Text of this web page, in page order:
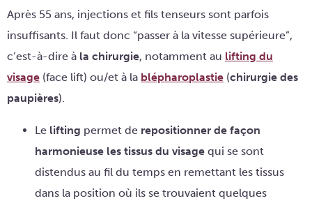
Après 55 ans, injections et fils tenseurs sont parfois
insuffisants. Il faut donc “passer à la vitesse supérieure”,
c’est-à-dire à la chirurgie, notamment au lifting du
visage (face lift) ou/et à la blépharoplastie (chirurgie des
paupières).
Le lifting permet de repositionner de façon
harmonieuse les tissus du visage qui se sont
distendus au fil du temps en remettant les tissus
dans la position où ils se trouvaient quelques